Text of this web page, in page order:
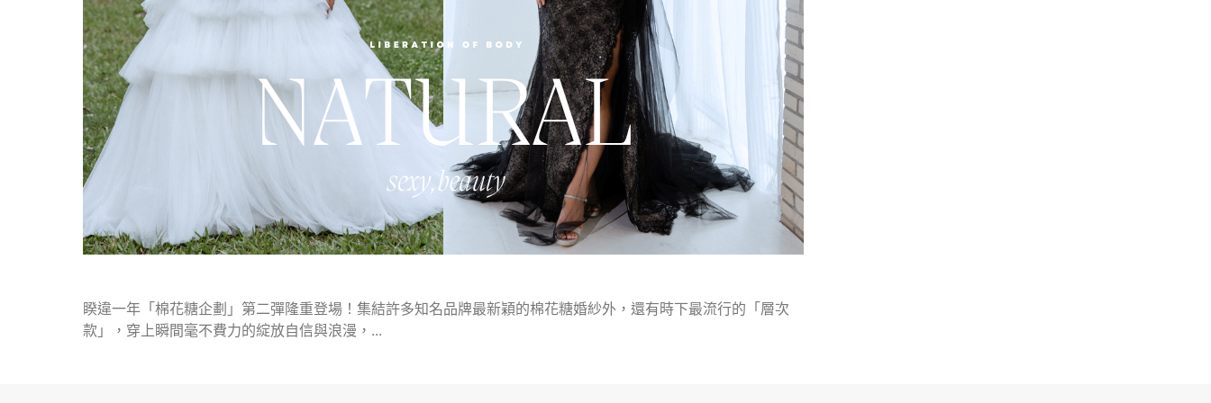
睽違一年「棉花糖企劃」第二彈隆重登場！集結許多知名品牌最新穎的棉花糖婚紗外，還有時下最流行的「層次
款」，穿上瞬間毫不費力的綻放自信與浪漫，...